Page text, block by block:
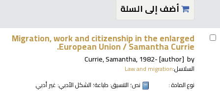
أضف إلى السلة
Migration, work and citizenship in the enlarged
European Union /Samantha Currie.
by
Currie, Samantha, 1982-[author]
السلاسل:Law and migration
نوع المادة :
نص؛ التنسيق: طباعة؛ الشكل الأدبي: غير أدبي